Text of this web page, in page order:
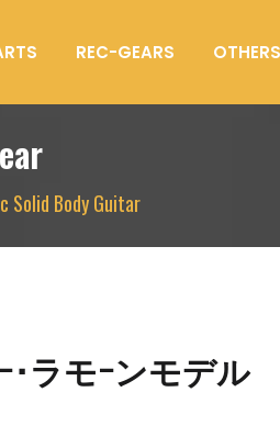
REC-GEARS OTHERS
Solid Body Guitar
･ラモｰンモデル